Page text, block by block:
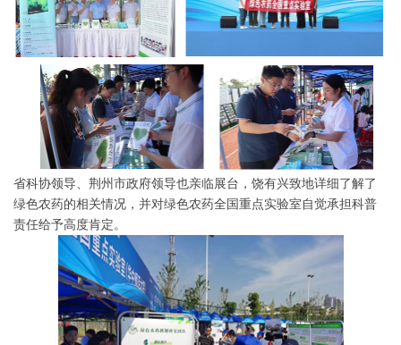
省科协领导、荆州市政府领导也亲临展台，饶有兴致地详细了解了
绿色农药的相关情况，并对绿色农药全国重点实验室自觉承担科普
责任给予高度肯定。